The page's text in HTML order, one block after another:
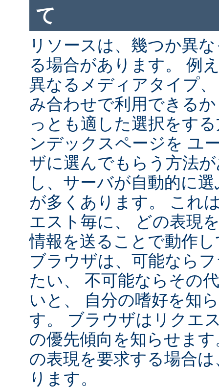
て
リソースは、幾つか異
る場合があります。 例
異なるメディアタイプ
み合わせで利用できる
っとも適した選択をす
ンデックスページを ユ
ザに選んでもらう方法
し、サーバが自動的に
が多くあります。 これ
エスト毎に、 どの表現
情報を送ることで動作
ブラウザは、可能なら
たい、 不可能ならその
いと、 自分の嗜好を知
す。 ブラウザはリクエ
の優先傾向を知らせま
の表現を要求する場合
ります。